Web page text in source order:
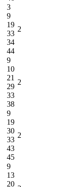
3
9
19
33
34
44
2
9
10
21
29
33
38
2
9
19
30
33
43
45
2
9
13
20